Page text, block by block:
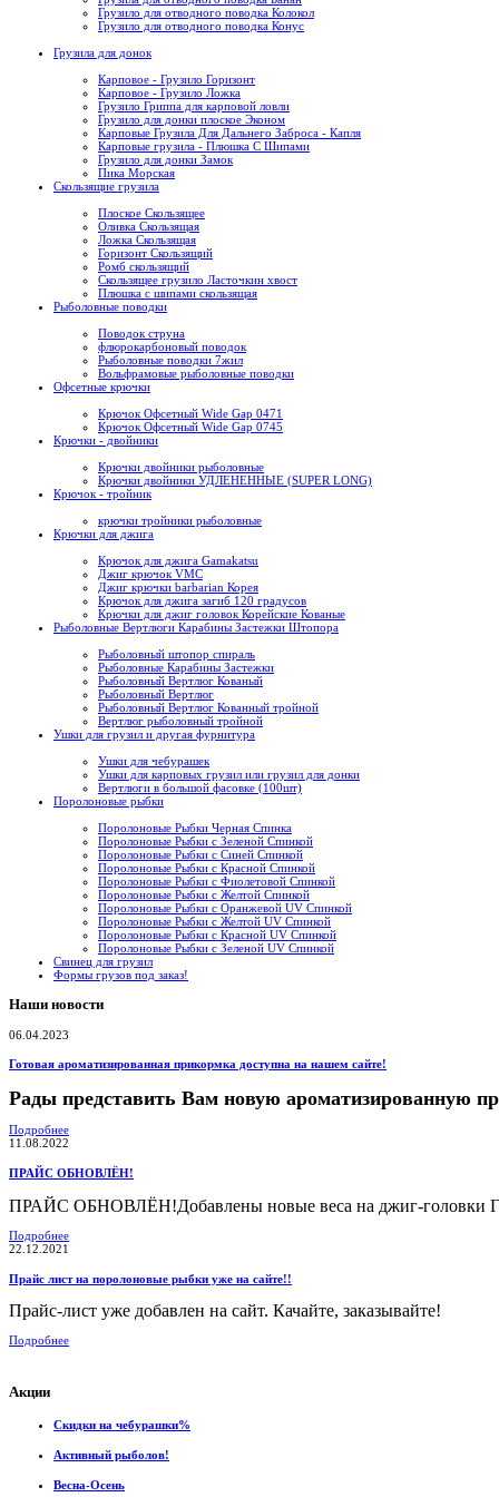
Грузило для отводного поводка Колокол
Грузило для отводного поводка Конус
Грузила для донок
Карповое - Грузило Горизонт
Карповое - Грузило Ложка
Грузило Гриппа для карповой ловли
Грузило для донки плоское Эконом
Карповые Грузила Для Дальнего Заброса - Капля
Карповые грузила - Плюшка С Шипами
Грузило для донки Замок
Пика Морская
Скользящие грузила
Плоское Скользящее
Оливка Скользящая
Ложка Скользящая
Горизонт Скользящий
Ромб скользящий
Скользящее грузило Ласточкин хвост
Плюшка с шипами скользящая
Рыболовные поводки
Поводок струна
флюрокарбоновый поводок
Рыболовные поводки 7жил
Вольфрамовые рыболовные поводки
Офсетные крючки
Крючок Офсетный Wide Gap 0471
Крючок Офсетный Wide Gap 0745
Крючки - двойники
Крючки двойники рыболовные
Крючки двойники УДЛЕНЕННЫЕ (SUPER LONG)
Крючок - тройник
крючки тройники рыболовные
Крючки для джига
Крючок для джига Gamakatsu
Джиг крючок VMC
Джиг крючки barbarian Корея
Крючок для джига загиб 120 градусов
Крючки для джиг головок Корейские Кованые
Рыболовные Вертлюги Карабины Застежки Штопора
Рыболовный штопор спираль
Рыболовные Карабины Застежки
Рыболовный Вертлюг Кованый
Рыболовный Вертлюг
Рыболовный Вертлюг Кованный тройной
Вертлюг рыболовный тройной
Ушки для грузил и другая фурнитура
Ушки для чебурашек
Ушки для карповых грузил или грузил для донки
Вертлюги в большой фасовке (100шт)
Поролоновые рыбки
Поролоновые Рыбки Черная Спинка
Поролоновые Рыбки с Зеленой Спинкой
Поролоновые Рыбки с Синей Спинкой
Поролоновые Рыбки с Красной Спинкой
Поролоновые Рыбки с Фиолетовой Спинкой
Поролоновые Рыбки с Желтой Спинкой
Поролоновые Рыбки с Оранжевой UV Спинкой
Поролоновые Рыбки с Желтой UV Спинкой
Поролоновые Рыбки с Красной UV Спинкой
Поролоновые Рыбки с Зеленой UV Спинкой
Свинец для грузил
Формы грузов под заказ!
Наши новости
06.04.2023
Готовая ароматизированная прикормка доступна на нашем сайте!
Рады представить Вам новую ароматизированную
Подробнее
11.08.2022
ПРАЙС ОБНОВЛЁН!
ПРАЙС ОБНОВЛЁН!Добавлены новые веса на джиг-головки
Подробнее
22.12.2021
Прайс лист на поролоновые рыбки уже на сайте!!
Прайс-лист уже добавлен на сайт. Качайте, заказывайте!
Подробнее
Акции
Скидки на чебурашки%
Активный рыболов!
Весна-Осень